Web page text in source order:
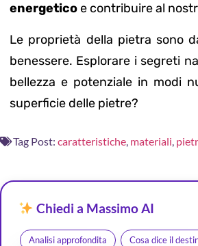
energeticoe contribuire al
Le proprietà della pietra sono
benessere. Esplorare i segreti
bellezza e potenziale in modi
superficie delle pietre?
Tag Post: caratteristiche, materiali,
Chiedi a Massimo AI
Analisi approfondita Cosa dice il